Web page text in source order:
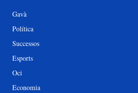
Gavà
Política
Successos
Esports
Oci
Economia